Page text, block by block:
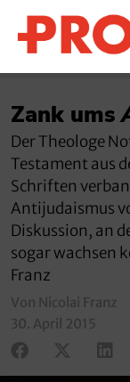
Zank ums
Der Theologe
Testament aus
Schriften
Antijudaismus
Diskussion, an
sogar wachsen
Franz
Von Nicolai Franz
30. April 2015